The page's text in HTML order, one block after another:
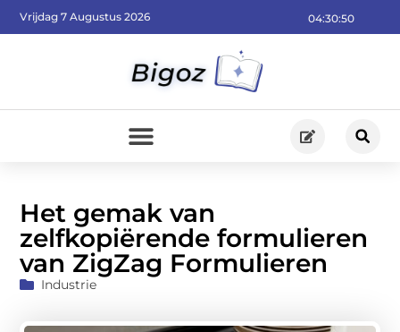
04:30:52
Vrijdag 7 Augustus 2026
Het gemak van
zelfkopiërende formulieren
van ZigZag Formulieren
Industrie